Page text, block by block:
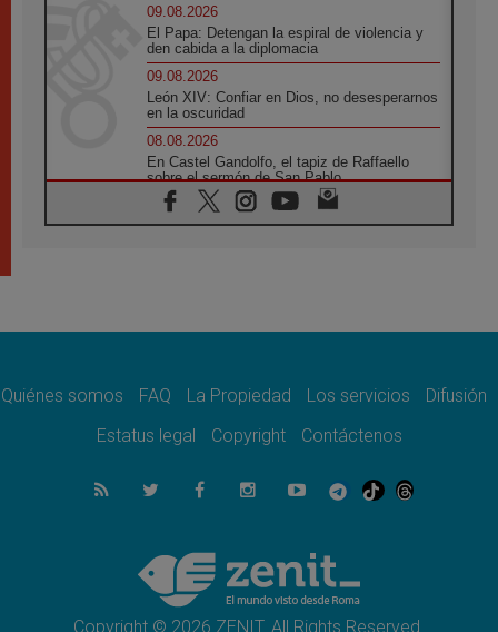
09.08.2026
El Papa: Detengan la espiral de violencia y
den cabida a la diplomacia
09.08.2026
León XIV: Confiar en Dios, no desesperarnos
en la oscuridad
08.08.2026
En Castel Gandolfo, el tapiz de Raffaello
sobre el sermón de San Pablo
08.08.2026
En Colombia, «la paz no se compra con una
08.08.2026
08.08.2026
del Buen Consejo de Genazzano
Filipinas: el Vicariato Apostólico de Calapán
se convierte en diócesis
Honduras: Los desplazados invisibles de una
crisis olvidada
Quiénes somos FAQ La Propiedad Los servicios
Difusión
Estatus legal
Copyright Contáctenos
Copyright © 2026 ZENIT. All Rights Reserved.